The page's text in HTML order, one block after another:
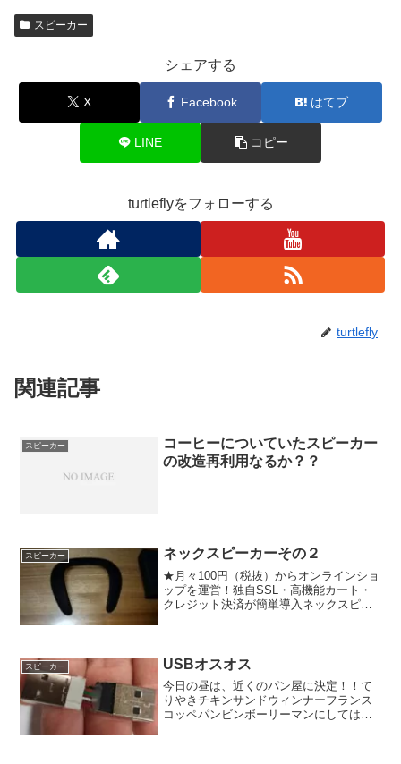
スピーカー
シェアする
X Facebook はてブ
LINE コピー
turtleflyをフォローする
turtlefly
関連記事
スピーカー
コーヒーについていたスピーカー
の改造再利用なるか？？
スピーカー ネックスピーカーその２
★月々100円（税抜）からオンラインショ
ップを運営！独自SSL・高機能カート・
クレジット決済が簡単導入ネックスピー
用には十分か...
スピーカー USBオスオス
今日の昼は、近くのパン屋に決定！！て
りやきチキンサンドウィンナーフランス
コッペパンビンボーリーマンにしては奮